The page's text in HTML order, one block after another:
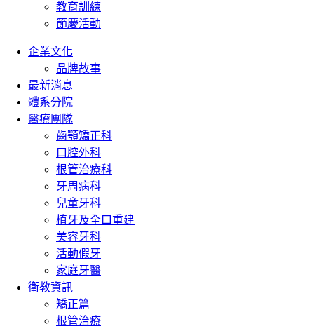
教育訓練
節慶活動
企業文化
品牌故事
最新消息
體系分院
醫療團隊
齒顎矯正科
口腔外科
根管治療科
牙周病科
兒童牙科
植牙及全口重建
美容牙科
活動假牙
家庭牙醫
衛教資訊
矯正篇
根管治療